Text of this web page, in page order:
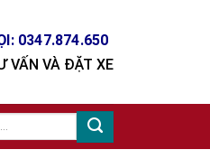
0347.874.650
VẤN VÀ ĐẶT XE